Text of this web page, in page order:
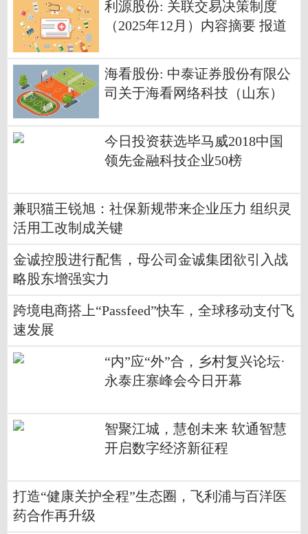
利源股份: 关联交易决策制度
（2025年12月）内容摘要 报道
海看股份: 中泰证券股份有限公
司关于海看网络科技（山东）
金投资项目计划进度并使用超
募资金追加投入的核查意见内
容摘要
今日投资获选毕马威2018中国
领先金融科技企业50榜
兼职猫王锐旭：社保新规带来企业压力 组织灵
活用工改制成关键
金诚控股进行配售，母公司金诚集团欲引入战
略股东增强实力
跨境电商搭上“Passfeed”快车，全球移动支付飞
速发展
“内”应“外”合，乡村复兴论坛·
永泰庄寨峰会今日开幕
智聚江城，慧创未来 软通智慧
开启数字经济新征程
打造“健康关护全程”生态圈，飞利浦与百洋医
药合作再升级